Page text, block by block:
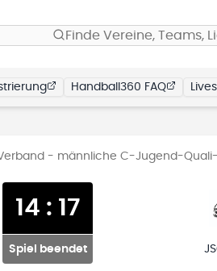
Finde Vereine, Teams,
Handball360 FAQ
- männliche C-Jugend-Quali-
14 : 17
Spiel beendet